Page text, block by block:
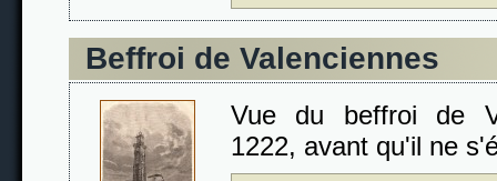
Beffroi de Valenciennes
Vue du beffroi de
1222, avant qu'il ne